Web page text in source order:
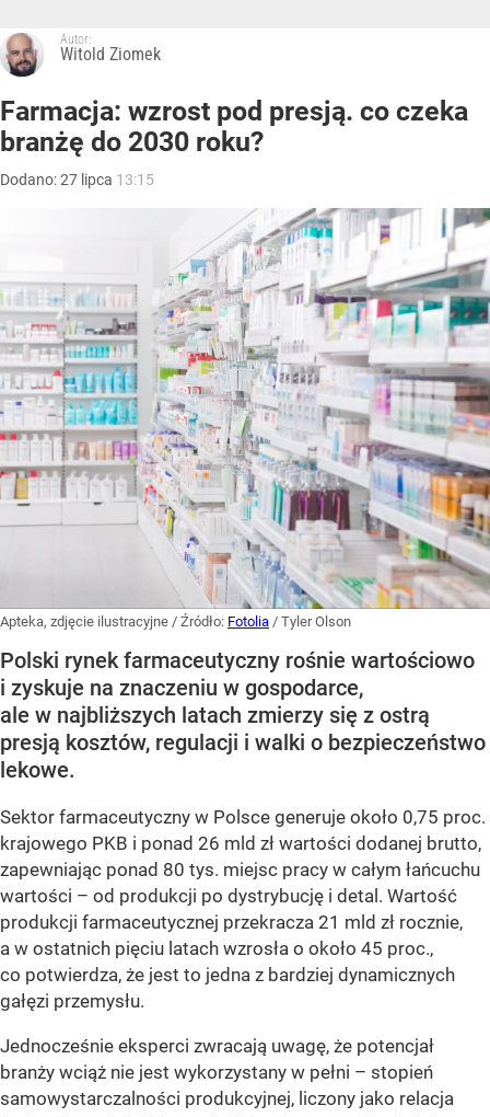
Autor:
Witold Ziomek
Farmacja: wzrost pod presją. co czeka
branżę do 2030 roku?
Dodano:27 lipca 13:15
Apteka, zdjęcie ilustracyjne / Źródło: Fotolia / Tyler Olson
Polski rynek farmaceutyczny rośnie wartościowo
i zyskuje na znaczeniu w gospodarce,
ale w najbliższych latach zmierzy się z ostrą
presją kosztów, regulacji i walki o bezpieczeństwo
lekowe.
Sektor farmaceutyczny w Polsce generuje około 0,75 proc.
krajowego PKB i ponad 26 mld zł wartości dodanej brutto,
zapewniając ponad 80 tys. miejsc pracy w całym łańcuchu
wartości – od produkcji po dystrybucję i detal. Wartość
produkcji farmaceutycznej przekracza 21 mld zł rocznie,
a w ostatnich pięciu latach wzrosła o około 45 proc.,
co potwierdza, że jest to jedna z bardziej dynamicznych
gałęzi przemysłu.
Jednocześnie eksperci zwracają uwagę, że potencjał
branży wciąż nie jest wykorzystany w pełni – stopień
samowystarczalności produkcyjnej, liczony jako relacja